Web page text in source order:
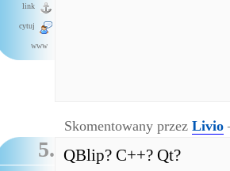
link
cytuj
www
Skomentowany przez Livio
QBlip? C++? Qt?
5.